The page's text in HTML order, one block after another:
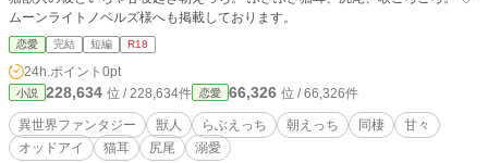
ムーンライトノベルズ様へも掲載しております。
恋愛 完結 短編 R18
24h.ポイント 0pt
小説 228,634 位 / 228,634件 恋愛 66,326 位 / 66,326件
異世界ファンタジー 獣人 らぶえっち 朝えっち 同棲
甘々
オッドアイ
猫耳 尻尾 溺愛